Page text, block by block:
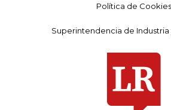
Política de Cookies
Superintendencia de